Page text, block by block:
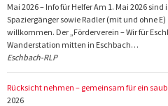
Mai 2026 – Info für Helfer Am 1. Mai 2026
Spaziergänger sowie Radler (mit und ohne
willkommen. Der „Förderverein – Wir für
Wanderstation mitten in Eschbach…
Eschbach-RLP
Rücksicht nehmen – gemeinsam für ein
2026